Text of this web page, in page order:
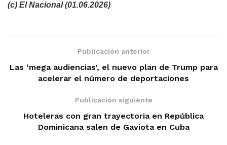
(c) El Nacional (01.06.2026)
Publicación anterior
Las ‘mega audiencias’, el nuevo plan de Trump para
acelerar el número de deportaciones
Publicación siguiente
Hoteleras con gran trayectoria en República
Dominicana salen de Gaviota en Cuba